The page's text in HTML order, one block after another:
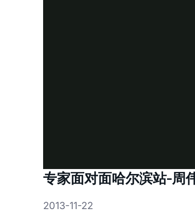
专家面对面哈尔滨站-周
2013-11-22